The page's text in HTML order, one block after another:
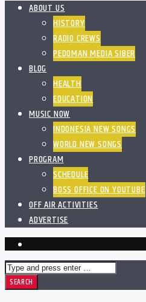
ABOUT US
HISTORY
RADIO CREWS
PEDOMAN MEDIA SIBER
BLOG
HEALTH
EDUCATION
MUSIC NOW
INDONESIA NEW SONGS
WORLD NEW SONGS
PROGRAM
SCHEDULE
BOSS OFFICE ON YOUTUBE
OFF AIR ACTIVITIES
ADVERTISE